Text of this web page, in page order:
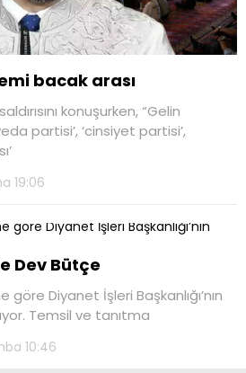
bacak arası
konuşurken, “Gelin
partisi’, ‘cinsiyet partisi’,
19:06
Dev Bütçe
göre Diyanet İşleri Başkanlığı’nın
Temsil ve tanıtma
10:46